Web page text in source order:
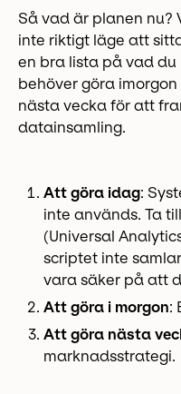
Så vad är planen nu?
inte riktigt läge att
en bra lista på vad
behöver göra
nästa vecka för att
datainsamling.
Att göra idag:
inte används. Ta
(Universal
scriptet inte
vara säker på att
Att göra i morgon:
Att göra nästa
marknadsstrategi.